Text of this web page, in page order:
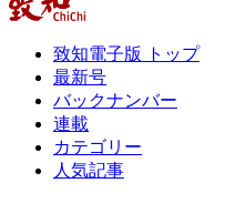
致知電子版 トップ
最新号
バックナンバー
連載
カテゴリー
人気記事